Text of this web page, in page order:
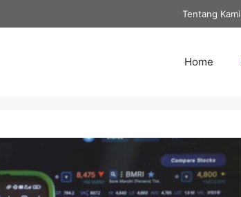
Tentang Kami
Home